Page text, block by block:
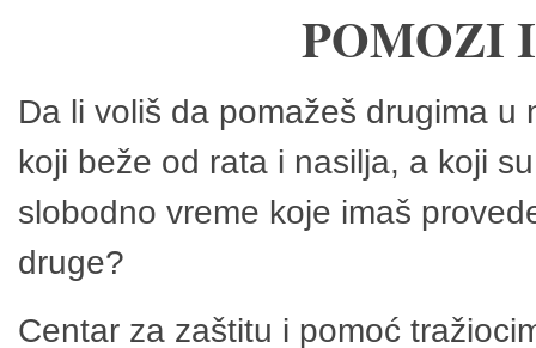
POMOZI
Da li voliš da pomažeš drugima
koji beže od rata i nasilja, a koji
slobodno vreme koje imaš
druge?
Centar za zaštitu i pomoć